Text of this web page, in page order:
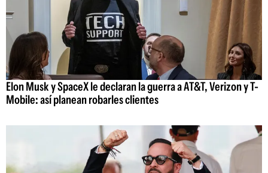
Elon Musk y SpaceX le declaran la guerra a AT&T, Verizon y T-
Mobile: así planean robarles clientes